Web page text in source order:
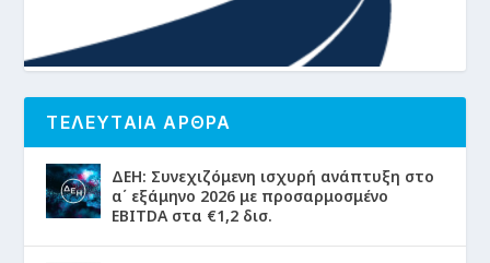
ΤΕΛΕΥΤΑΙΑ ΑΡΘΡΑ
ΔΕΗ: Συνεχιζόμενη ισχυρή ανάπτυξη στο
α΄ εξάμηνο 2026 με προσαρμοσμένο
EBITDA στα €1,2 δισ.